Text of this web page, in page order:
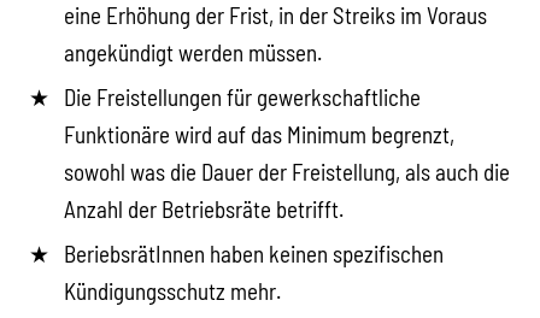
eine Erhöhung der Frist, in der Streiks im Voraus
angekündigt werden müssen.
Die Freistellungen für gewerkschaftliche
Funktionäre wird auf das Minimum begrenzt,
sowohl was die Dauer der Freistellung, als auch die
Anzahl der Betriebsräte betrifft.
BeriebsrätInnen haben keinen spezifischen
Kündigungsschutz mehr.